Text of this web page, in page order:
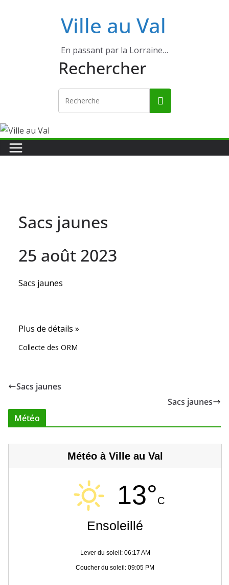
Ville au Val
En passant par la Lorraine…
Rechercher
Sacs jaunes
25 août 2023
Sacs jaunes
Plus de détails »
Collecte des ORM
Sacs jaunes
Sacs jaunes
Météo
Météo à Ville au Val
13°C
Ensoleillé
Lever du soleil: 06:17 AM
Coucher du soleil: 09:05 PM